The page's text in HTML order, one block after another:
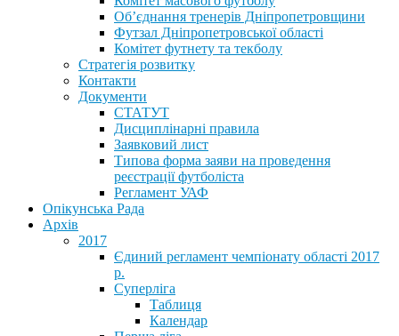
Обʼєднання тренерів Дніпропетровщини
Футзал Дніпропетровської області
Комітет футнету та текболу
Стратегія розвитку
Контакти
Документи
СТАТУТ
Дисциплінарні правила
Заявковий лист
Типова форма заяви на проведення
реєстрації футболіста
Регламент УАФ
Опікунська Рада
Архів
2017
Єдиний регламент чемпіонату області 2017
р.
Суперліга
Таблиця
Календар